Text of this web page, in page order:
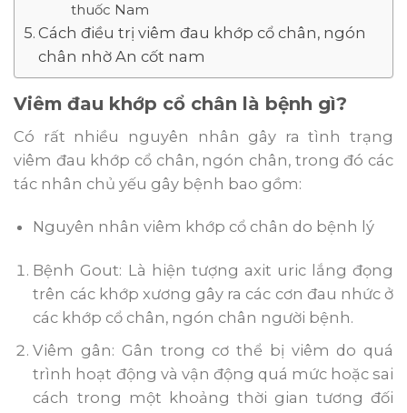
thuốc Nam
Cách điều trị viêm đau khớp cổ chân, ngón
chân nhờ An cốt nam
Viêm đau khớp cổ chân là bệnh gì?
Có rất nhiều nguyên nhân gây ra tình trạng
viêm đau khớp cổ chân, ngón chân, trong đó các
tác nhân chủ yếu gây bệnh bao gồm:
Nguyên nhân viêm khớp cổ chân do bệnh lý
Bệnh Gout: Là hiện tượng axit uric lắng đọng
trên các khớp xương gây ra các cơn đau nhức ở
các khớp cổ chân, ngón chân người bệnh.
Viêm gân: Gân trong cơ thể bị viêm do quá
trình hoạt động và vận động quá mức hoặc sai
cách trong một khoảng thời gian tương đối